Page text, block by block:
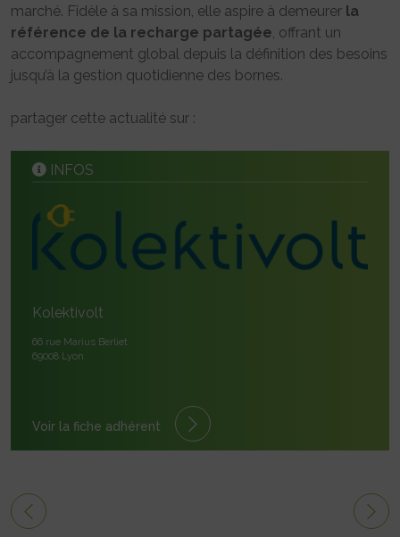
marché. Fidèle à sa mission, elle aspire à demeurer la
référence de la recharge partagée, offrant un
accompagnement global depuis la définition des besoins
jusqu’à la gestion quotidienne des bornes.
partager cette actualité sur :
INFOS
Kolektivolt
66 rue Marius Berliet
69008 Lyon
Voir la fiche adhérent